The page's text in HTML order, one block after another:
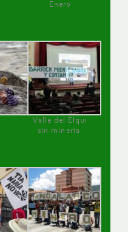
Enero
Valle del Elqui
sin minería.